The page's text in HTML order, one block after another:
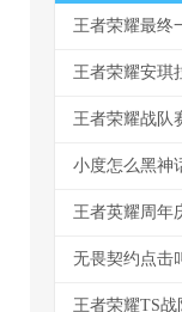
王者荣耀最终
王者荣耀安琪
小度怎么黑神
无畏契约点击
王者荣耀TS